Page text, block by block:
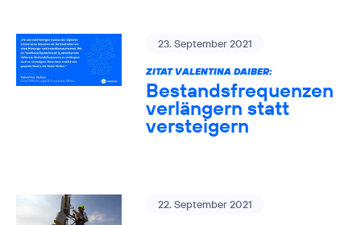
23. September 2021
ZITAT VALENTINA DAIBER:
Bestandsfrequenzen
verlängern statt
versteigern
22. September 2021